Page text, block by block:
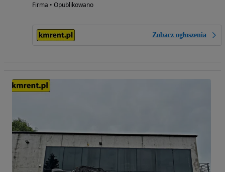
Firma • Opublikowano
Zobacz ogłoszenia